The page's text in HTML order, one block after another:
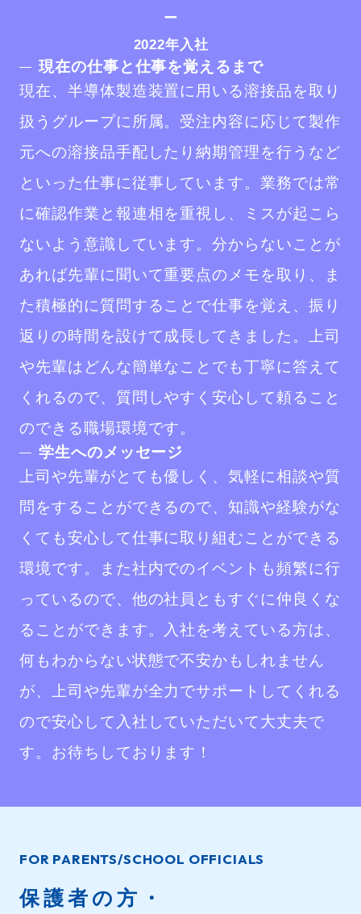
ー
2022年入社
現在の仕事と仕事を覚えるまで
現在、半導体製造装置に用いる溶接品を取り
扱うグループに所属。受注内容に応じて製作
元への溶接品手配したり納期管理を行うなど
といった仕事に従事しています。業務では常
に確認作業と報連相を重視し、ミスが起こら
ないよう意識しています。分からないことが
あれば先輩に聞いて重要点のメモを取り、ま
た積極的に質問することで仕事を覚え、振り
返りの時間を設けて成長してきました。上司
や先輩はどんな簡単なことでも丁寧に答えて
くれるので、質問しやすく安心して頼ること
のできる職場環境です。
学生へのメッセージ
上司や先輩がとても優しく、気軽に相談や質
問をすることができるので、知識や経験がな
くても安心して仕事に取り組むことができる
環境です。また社内でのイベントも頻繁に行
っているので、他の社員ともすぐに仲良くな
ることができます。入社を考えている方は、
何もわからない状態で不安かもしれません
が、上司や先輩が全力でサポートしてくれる
ので安心して入社していただいて大丈夫で
す。お待ちしております！
FOR PARENTS/SCHOOL OFFICIALS
保護者の方・